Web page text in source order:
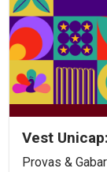
Vest
Provas &